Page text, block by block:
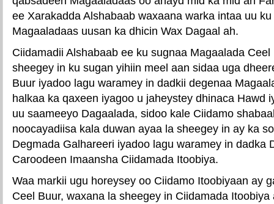
ee Xarakadda Alshabaab waxaana warka intaa uu
Magaaladaas uusan ka dhicin Wax Dagaal ah.
Ciidamadii Alshabaab ee ku sugnaa Magaalada
sheegey in ku sugan yihiin meel aan sidaa uga
Buur iyadoo lagu waramey in dadkii degenaa
halkaa ka qaxeen iyagoo u jaheystey dhinaca Hawd
uu saameeyo Dagaalada, sidoo kale Ciidamo
noocayadiisa kala duwan ayaa la sheegey in ay ka
Degmada Galhareeri iyadoo lagu waramey in dadka
Caroodeen Imaansha Ciidamada Itoobiya.
Waa markii ugu horeysey oo Ciidamo Itoobiyaan ay
Ceel Buur, waxana la sheegey in Ciidamada